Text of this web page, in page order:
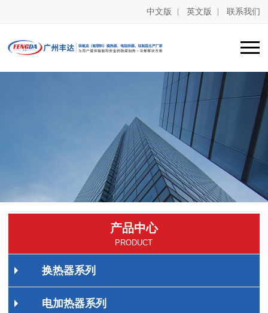
中文版 英文版 联系我们
产品中心
PRODUCT
换热器系列
电加热器系列